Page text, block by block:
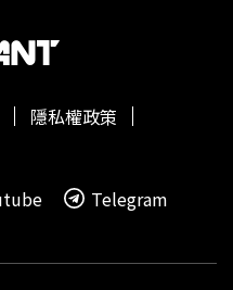
隱私權政策
Telegram